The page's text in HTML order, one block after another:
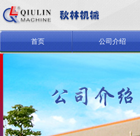
首页 公司介绍